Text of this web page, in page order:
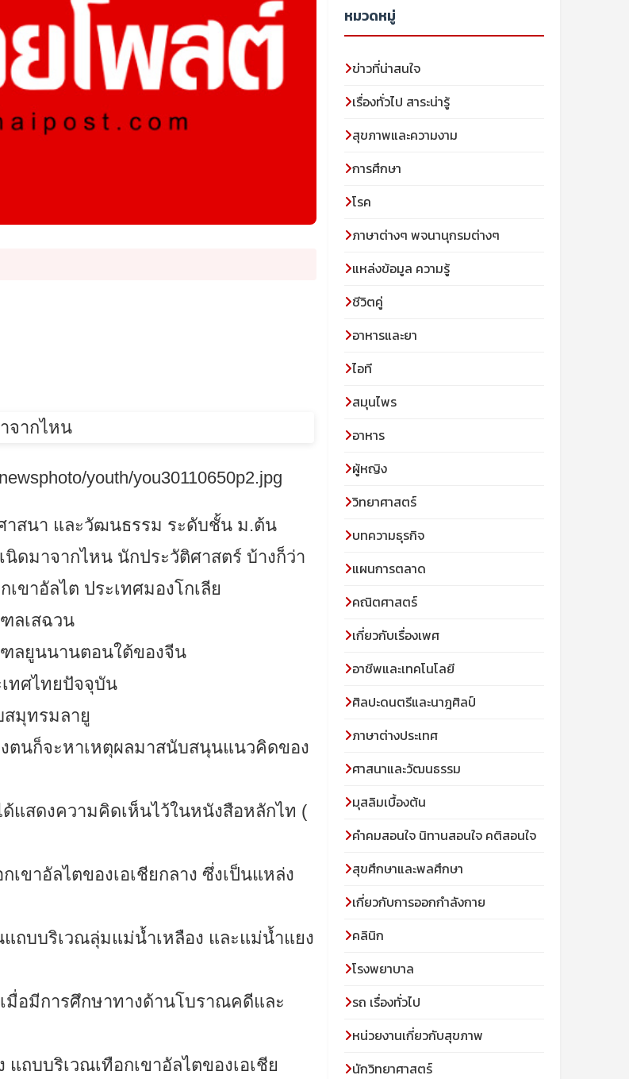
youth/you30110650p2.jpg
าสนา และวัฒนธรรม ระดับชั้น ม.ต้น
มาจากไหน นักประวัติศาสตร์ บ้างก็ว่า
าอัลไต ประเทศมองโกเลีย
เสฉวน
ยูนนานตอนใต้ของจีน
ศไทยปัจจุบัน
มุทรมลายู
ตนก็จะหาเหตุผลมาสนับสนุนแนวคิดของ
ดงความคิดเห็นไว้ในหนังสือหลักไท (
ขาอัลไตของเอเชียกลาง ซึ่งเป็นแหล่ง
ถบบริเวณลุ่มแม่น้ำเหลือง และแม่น้ำแยง
อมีการศึกษาทางด้านโบราณคดีและ
ถบบริเวณเทือกเขาอัลไตของเอเชีย
หมวดหมู่
ข่าวที่น่าสนใจ
เรื่องทั่วไป สาระน่ารู้
สุขภาพและความงาม
การศึกษา
โรค
ภาษาต่างๆ พจนานุกรมต่างๆ
แหล่งข้อมูล ความรู้
ชีวิตคู่
อาหารและยา
ไอที
สมุนไพร
อาหาร
ผู้หญิง
วิทยาศาสตร์
บทความธุรกิจ
แผนการตลาด
คณิตศาสตร์
เกี่ยวกับเรื่องเพศ
อาชีพและเทคโนโลยี
ศิลปะดนตรีและนาฎศิลป์
ภาษาต่างประเทศ
ศาสนาและวัฒนธรรม
มุสลิมเบื้องต้น
คําคมสอนใจ นิทานสอนใจ คติสอนใจ
สุขศึกษาและพลศึกษา
เกี่ยวกับการออกกำลังกาย
คลินิก
โรงพยาบาล
รถ เรื่องทั่วไป
หน่วยงานเกี่ยวกับสุขภาพ
นักวิทยาศาสตร์